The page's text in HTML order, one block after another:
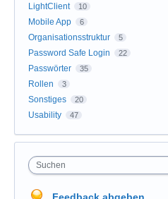
LightClient 10
Mobile App 6
Organisationsstruktur 5
Password Safe Login 22
Passwörter 35
Rollen 3
Sonstiges 20
Usability 47
Suchen